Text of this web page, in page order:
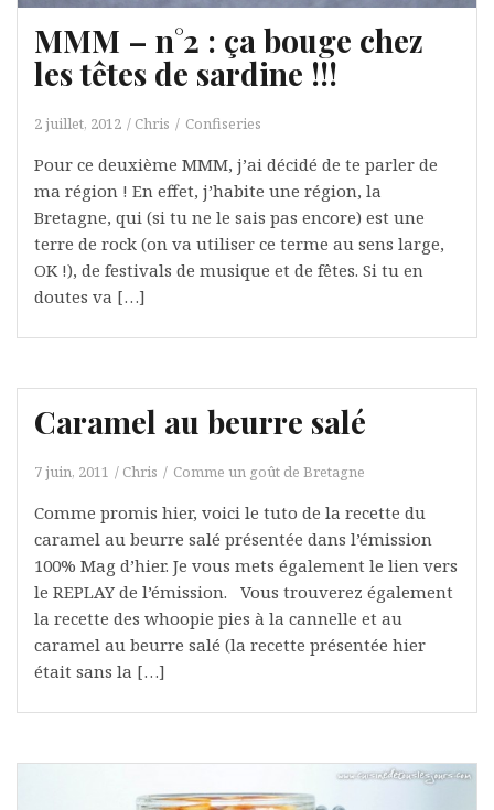
MMM – n°2 : ça bouge chez
les têtes de sardine !!!
2 juillet, 2012 Chris Confiseries
Pour ce deuxième MMM, j’ai décidé de te parler de
ma région ! En effet, j’habite une région, la
Bretagne, qui (si tu ne le sais pas encore) est une
terre de rock (on va utiliser ce terme au sens large,
OK !), de festivals de musique et de fêtes. Si tu en
doutes va […]
Caramel au beurre salé
7 juin, 2011 Chris Comme un goût de Bretagne
Comme promis hier, voici le tuto de la recette du
caramel au beurre salé présentée dans l’émission
100% Mag d’hier. Je vous mets également le lien vers
le REPLAY de l’émission. Vous trouverez également
la recette des whoopie pies à la cannelle et au
caramel au beurre salé (la recette présentée hier
était sans la […]